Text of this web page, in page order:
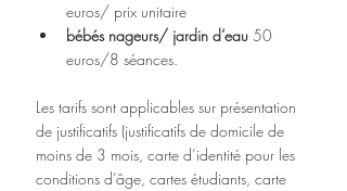
euros/ prix unitaire
bébés nageurs/ jardin d’eau 50
euros/8 séances.
Les tarifs sont applicables sur présentation
de justificatifs (justificatifs de domicile de
moins de 3 mois, carte d’identité pour les
conditions d’âge, cartes étudiants, carte